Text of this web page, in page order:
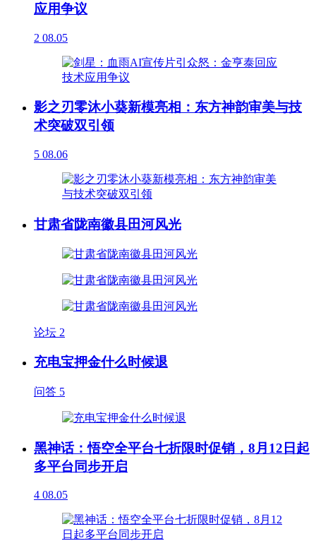
应用争议
2 08.05
影之刃零沐小葵新模亮相：东方神韵审美与技
术突破双引领
5 08.06
甘肃省陇南徽县田河风光
论坛 2
充电宝押金什么时候退
问答 5
黑神话：悟空全平台七折限时促销，8月12日起
多平台同步开启
4 08.05